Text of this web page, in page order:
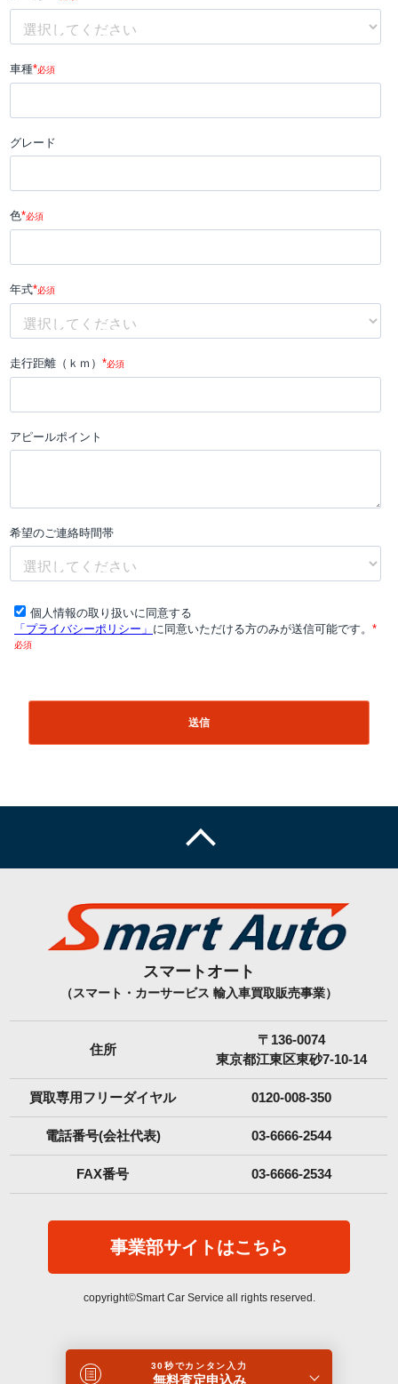
30秒でカンタン入力
無料査定申込み
スマートオート
（スマート・カーサービス 輸入車買取販売事業）
住所
〒136-0074
東京都江東区東砂7-10-14
買取専用フリーダイヤル 0120-008-350
電話番号(会社代表) 03-6666-2544
FAX番号 03-6666-2534
事業部サイトはこちら
copyright©Smart Car Service all rights reserved.